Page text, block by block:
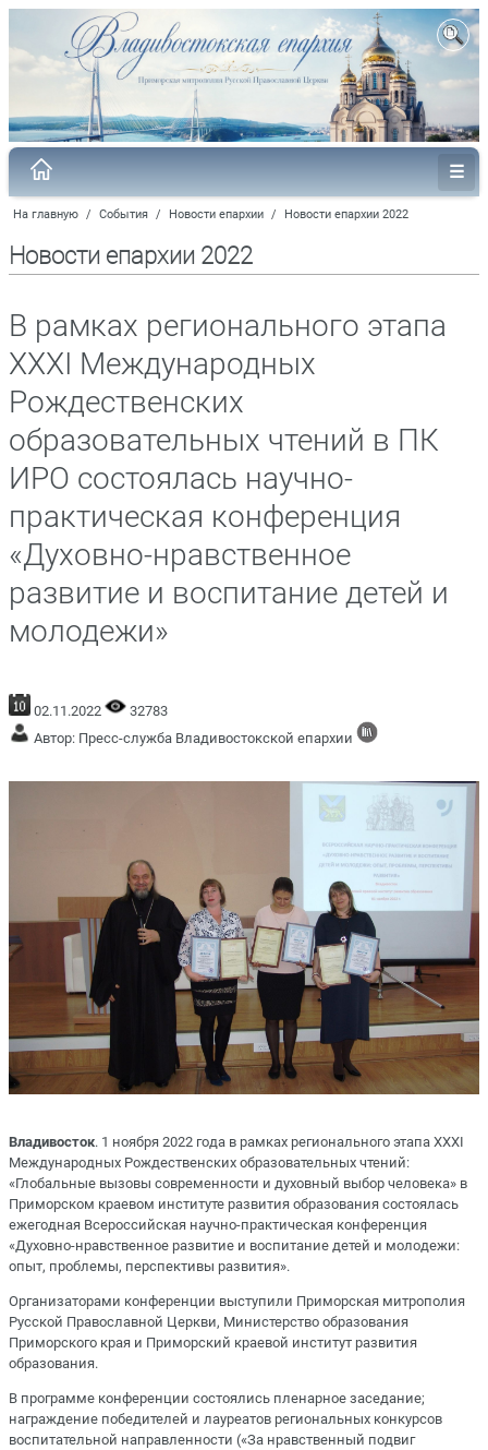
На главную / События / Новости епархии / Новости епархии 2022
Новости епархии 2022
В рамках регионального этапа
XXXI Международных
Рождественских
образовательных чтений в ПК
ИРО состоялась научно-
практическая конференция
«Духовно-нравственное
развитие и воспитание детей и
молодежи»
02.11.2022
32783
Автор: Пресс-служба Владивостокской епархии
Владивосток. 1 ноября 2022 года в рамках регионального этапа XXXI
Международных Рождественских образовательных чтений:
«Глобальные вызовы современности и духовный выбор человека» в
Приморском краевом институте развития образования состоялась
ежегодная Всероссийская научно-практическая конференция
«Духовно-нравственное развитие и воспитание детей и молодежи:
опыт, проблемы, перспективы развития».
Организаторами конференции выступили Приморская митрополия
Русской Православной Церкви, Министерство образования
Приморского края и Приморский краевой институт развития
образования.
В программе конференции состоялись пленарное заседание;
награждение победителей и лауреатов региональных конкурсов
воспитательной направленности («За нравственный подвиг